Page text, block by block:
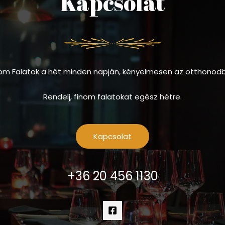
Falatok a hét minden napján, kényelmesen az
Rendelj, finom falatokat egész hétre.
Kapcsolat
+36 20 456 1130